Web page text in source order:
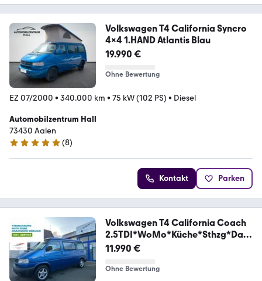
Volkswagen T4 California Syncro
4x4 1.HAND Atlantis Blau
19.990 €
Ohne Bewertung
EZ 07/2000 • 340.000 km • 75 kW (102 PS) • Diesel
Automobilzentrum Hall
73430 Aalen
5 Sterne
(8)
Kontakt Parken
Volkswagen T4 California Coach
2.5TDI*WoMo*Küche*Sthzg*Dac
h
11.990 €
Ohne Bewertung